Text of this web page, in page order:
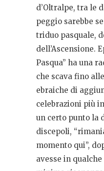
d’Oltralpe, tra le
peggio sarebbe
triduo pasquale,
dell’Ascensione.
Pasqua” ha una
che scava fino
ebraiche di
celebrazioni più
un certo punto la
discepoli,
momento qui”,
avesse in